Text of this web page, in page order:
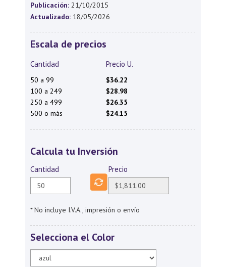
Publicación: 21/10/2015
Actualizado: 18/05/2026
Escala de precios
Cantidad Precio U.
50 a 99
$36.22
100 a 249
$28.98
250 a 499
$26.35
500 o más
$24.15
Calcula tu Inversión
Cantidad Precio
* No incluye I.V.A., impresión o envío
Selecciona el Color